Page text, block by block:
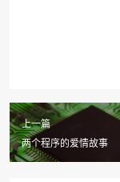
上一篇
两个程序的爱情故事